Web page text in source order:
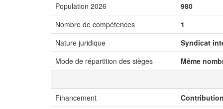
Population 2026
980
Nombre de compétences
1
Nature juridique
Syndicat
Mode de répartition des sièges
Même
Financement